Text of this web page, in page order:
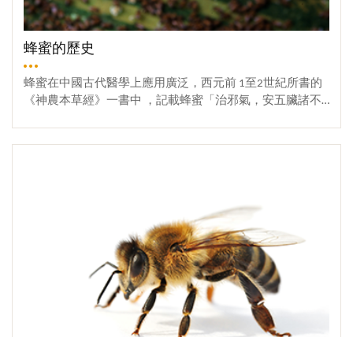
性且溫和；在試驗中，近親交配不影響早春蜂勢的發展，
近親交配工蜂有較高的分封趨勢，當蜂王和工蜂近親交配
程度高，則對蜂蜜生產和分封性影響更大。分封性大大地
受近親交配蜂王影響，事實上近親交配蜂王的影響遠超過
蜂農所測量的。當蜂農試著去限制近親交配產生的缺陷，
包括引進不相關的蜂王生產雄蜂，發現近親交配率平均在1
蜂王釋出的蜂王質可能較少，故生產工蜂易起騷動。由於
近親交配和蜂群特性並非直線關係，使研究結果難于指出
原因和影響。例如最高的分封趨劫發生在中度近親交配的
蜂王，同時多數學者發現環境能遮掩多數的近親交配效
果，如氣候因子、一天中的時間、蜂王年齡，甚致檢查次
數及小心程度等都能影響蜂群特微。〈譯自美國蜜蜂雜誌1
992年4月236頁至237頁，E.E.Southwick〉
蜂蜜的歷史
蜂蜜在中國古代醫學上應用廣泛，西元前 1至2世紀所書的
《神農本草經》一書中 ，記載蜂蜜「治邪氣，安五臟諸不
件事，可見蜂蜜在漢代已作為普遍的飲品。袁術稱帝後遭
遇眾人圍攻慘敗 ，只得北上投奔庶兄袁紹 。不想在半路途
中被向曹操借兵的劉備擊潰 。逃到壽春後，袁術找人要蜂
蜜，卻又找不到 ，袁術大叫道：「袁術至於如此嗎 ？」遂
吐血身亡。 (術既為雷薄等所拒，留住三日，士眾絕糧，乃
還至江亭，去壽春八十里 。問廚下，尚有麥屑三十斛。時
盛暑，欲得蜜漿，又無蜜。坐櫺床上，嘆息良久，乃大曰
︰「 袁術至於此乎﹗」因頓伏床下，嘔血斗餘而死。—
More